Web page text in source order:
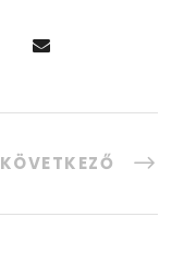
KÖVETKEZŐ